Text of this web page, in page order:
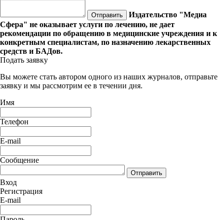
Отправить
Издательство "Медиа
Сфера" не оказывает услуги по лечению, не дает
рекомендации по обращению в медицинские учреждения и к
конкретным специалистам, по назначению лекарственных
средств и БАДов.
Подать заявку
Вы можете стать автором одного из наших журналов, отправьте
заявку и мы рассмотрим ее в течении дня.
Имя
Телефон
E-mail
Сообщение
Отправить
Вход
Регистрация
E-mail